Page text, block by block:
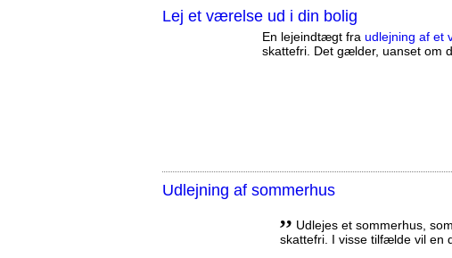
Lej et værelse ud i din bolig
En lejeindtægt fra udlejning af et
skattefri. Det gælder, uanset om
Udlejning af sommerhus
,, Udlejes et sommerhus,
skattefri. I visse tilfælde vil en